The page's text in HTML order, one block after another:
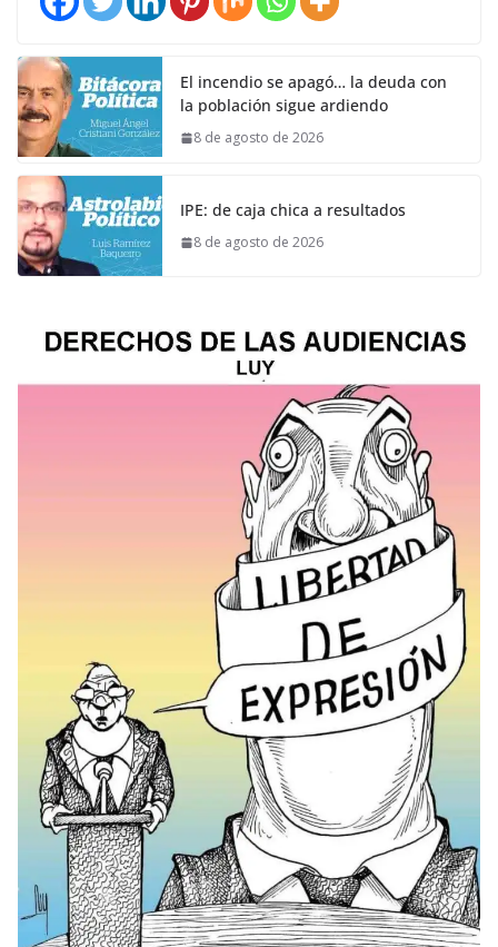
El incendio se apagó… la deuda con
la población sigue ardiendo
8 de agosto de 2026
IPE: de caja chica a resultados
8 de agosto de 2026